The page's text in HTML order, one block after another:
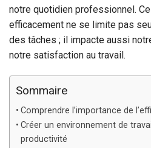
notre quotidien professionnel.
efficacement ne se limite pas
des tâches ; il impacte aussi
notre satisfaction au travail.
Sommaire
Comprendre l’importance de
Créer un environnement de
productivité